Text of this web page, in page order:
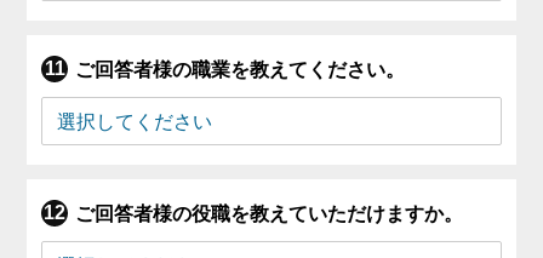
ご回答者様の職業を教えてください。
ご回答者様の役職を教えていただけますか。